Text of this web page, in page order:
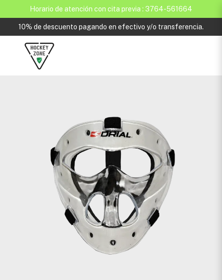
Horario de atención con cita previa : 3764-561664
10% de descuento pagando en efectivo y/o transferencia.